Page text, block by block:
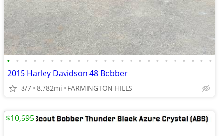
• • • • • • • • • • • • • • • • • • • • • • • •
2015 Harley Davidson 48 Bobber
8/7 8,782mi FARMINGTON HILLS
$10,695